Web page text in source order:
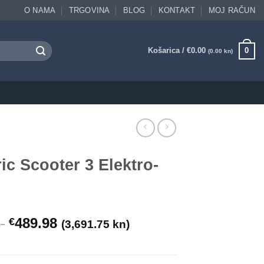
O NAMA TRGOVINA BLOG KONTAKT MOJ RAČUN
Košarica / €0.00 (0.00 kn) 0
Scooter 3 Elektro-
€489.98 (3,691.75 kn)